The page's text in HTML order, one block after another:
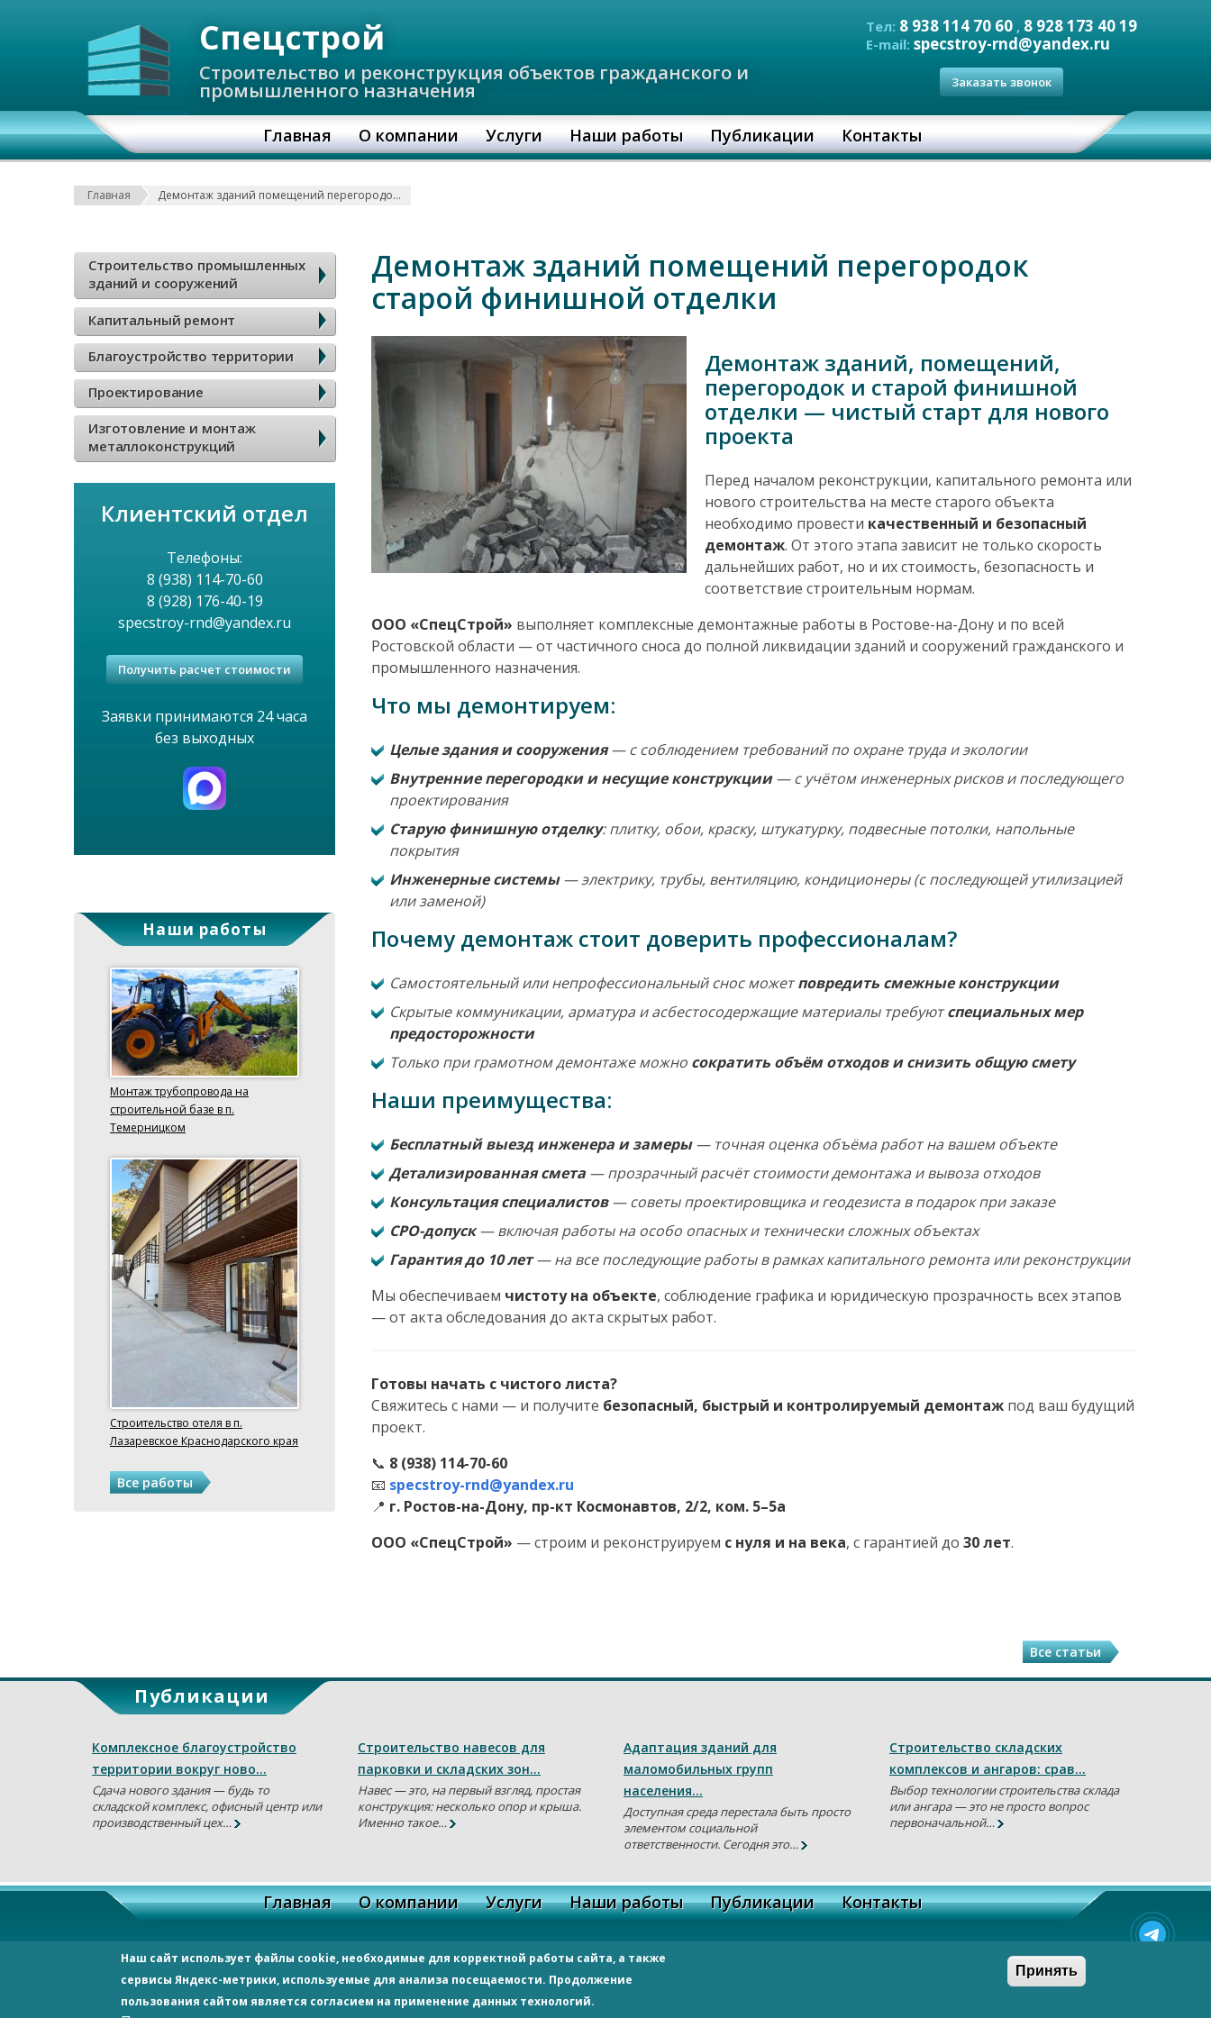
Спецстрой
Строительство и реконструкция объектов гражданского и
промышленного назначения
Тел: 8 938 114 70 60 , 8 928 173 40 19
E-mail: specstroy-rnd@yandex.ru
Заказать звонок
О
с
н
о
в
н
а
я
н
а
и
г
а
ц
и
Главная О компании Услуги Наши работы Публикации Контакты
Строка навигации
Главная Демонтаж зданий помещений перегородок старой финишной отделки
Демонтаж зданий помещений перегородок
старой финишной отделки
Демонтаж зданий, помещений,
перегородок и старой финишной
отделки — чистый старт для нового
проекта
Перед началом реконструкции, капитального ремонта или
нового строительства на месте старого объекта
необходимо провести качественный и безопасный
демонтаж. От этого этапа зависит не только скорость
дальнейших работ, но и их стоимость, безопасность и
соответствие строительным нормам.
ООО «СпецСтрой» выполняет комплексные демонтажные работы в Ростове-на-Дону и по всей
Ростовской области — от частичного сноса до полной ликвидации зданий и сооружений гражданского и
промышленного назначения.
Что мы демонтируем:
Целые здания и сооружения— с соблюдением требований по охране труда и экологии
Внутренние перегородки и несущие конструкции— с учётом инженерных рисков и последующего
проектирования
Старую финишную отделку: плитку, обои, краску, штукатурку, подвесные потолки, напольные
покрытия
Инженерные системы— электрику, трубы, вентиляцию, кондиционеры (с последующей утилизацией
или заменой)
Почему демонтаж стоит доверить профессионалам?
Самостоятельный или непрофессиональный снос можетповредить смежные конструкции
Скрытые коммуникации, арматура и асбестосодержащие материалы требуютспециальных мер
предосторожности
Только при грамотном демонтаже можно сократить объём отходов и снизить общую смету
Наши преимущества:
Бесплатный выезд инженера и замеры— точная оценка объёма работ на вашем объекте
Детализированная смета — прозрачный расчёт стоимости демонтажа и вывоза отходов
Консультация специалистов— советы проектировщика и геодезиста в подарок при заказе
СРО-допуск— включая работы на особо опасных и технически сложных объектах
Гарантия до 10 лет— на все последующие работы в рамках капитального ремонта или реконструкции
Мы обеспечиваем чистоту на объекте, соблюдение графика и юридическую прозрачность всех этапов
— от акта обследования до акта скрытых работ.
Готовы начать с чистого листа?
Свяжитесь с нами — и получите безопасный, быстрый и контролируемый демонтаж под ваш будущий
проект.
📞 8 (938) 114-70-60
📧 specstroy-rnd@yandex.ru
📍 г. Ростов-на-Дону, пр-кт Космонавтов, 2/2, ком. 5–5а
ООО «СпецСтрой» — строим и реконструируем с нуля и на века, с гарантией до 30 лет.
Б
о
к
о
в
о
Строительство промышленных
зданий и сооружений
Капитальный ремонт
Благоустройство территории
Проектирование
Изготовление и монтаж
металлоконструкций
Клиентский отдел
Телефоны:
8 (938) 114-70-60
8 (928) 176-40-19
specstroy-rnd@yandex.ru
Получить расчет стоимости
Заявки принимаются 24 часа
без выходных
Наши работы
Монтаж трубопровода на
строительной базе в п.
Темерницком
Строительство отеля в п.
Лазаревское Краснодарского края
Все работы
Публикации
Комплексное благоустройство
территории вокруг ново…
Сдача нового здания — будь то
складской комплекс, офисный центр или
производственный цех…
Строительство навесов для
парковки и складских зон…
Навес — это, на первый взгляд, простая
конструкция: несколько опор и крыша.
Именно такое…
Адаптация зданий для
маломобильных групп
населения…
Доступная среда перестала быть просто
элементом социальной
ответственности. Сегодня это…
Строительство складских
комплексов и ангаров: срав…
Выбор технологии строительства склада
или ангара — это не просто вопрос
первоначальной…
Все статьи
О
с
н
Главная О компании Услуги Наши работы Публикации Контакты
ООО «СпецСтрой»
Россия 344092, г. Ростов-на-Дону, пр-кт Космонавтов, 2/2, оф. 406
Тел.:
ООО «СпецСтрой»
Наш сайт использует файлы cookie, необходимые для корректной работы сайта, а также
сервисы Яндекс-метрики, используемые для анализа посещаемости. Продолжение
пользования сайтом является согласием на применение данных технологий.
Принять